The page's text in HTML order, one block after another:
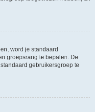
word je standaard
groepsrang te bepalen. De
gebruikersgroep te